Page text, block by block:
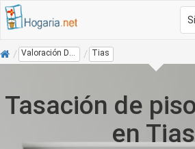
Inicio Tias
Tasación de
en Tias